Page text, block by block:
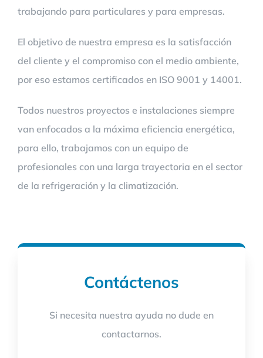
trabajando para particulares y para empresas.
El objetivo de nuestra empresa es la satisfacción
del cliente y el compromiso con el medio ambiente,
por eso estamos certificados en ISO 9001 y 14001.
Todos nuestros proyectos e instalaciones siempre
van enfocados a la máxima eficiencia energética,
para ello, trabajamos con un equipo de
profesionales con una larga trayectoria en el sector
de la refrigeración y la climatización.
Contáctenos
Si necesita nuestra ayuda no dude en
contactarnos.